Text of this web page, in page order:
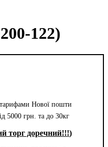
122)
Нової пошти
5000 грн. та до 30кг
торг доречний!!!)